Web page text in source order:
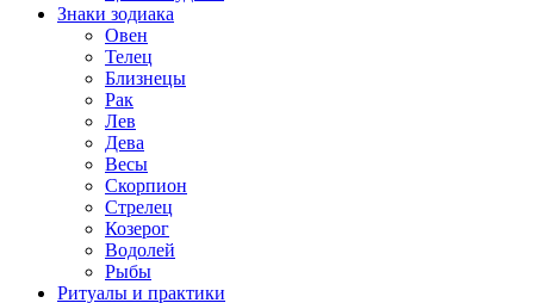
Знаки зодиака
Овен
Телец
Близнецы
Рак
Лев
Дева
Весы
Скорпион
Стрелец
Козерог
Водолей
Рыбы
Ритуалы и практики